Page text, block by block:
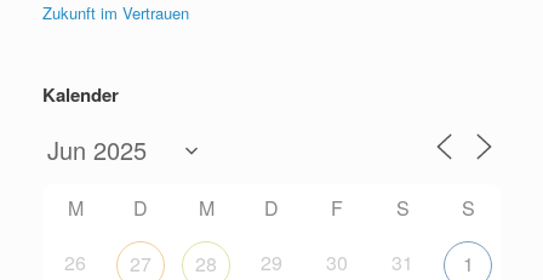
Zukunft im Vertrauen
Kalender
M D M D F S
S
26
27 28 29 30 31 1